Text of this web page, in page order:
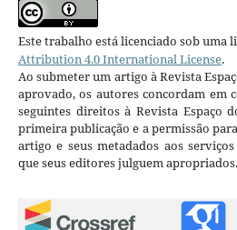
Este trabalho está licenciado sob uma
Attribution 4.0 International License.
Ao submeter um artigo à Revista
aprovado, os autores concordam em
seguintes direitos à Revista Espaço
primeira publicação e a permissão
artigo e seus metadados aos
que seus editores julguem apropriados.